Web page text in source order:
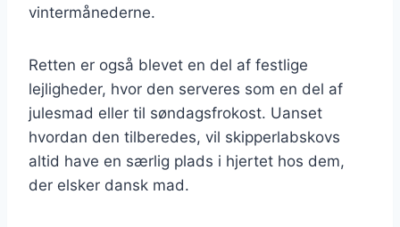
vintermånederne.
Retten er også blevet en del af festlige
lejligheder, hvor den serveres som en del af
julesmad eller til søndagsfrokost. Uanset
hvordan den tilberedes, vil skipperlabskovs
altid have en særlig plads i hjertet hos dem,
der elsker dansk mad.